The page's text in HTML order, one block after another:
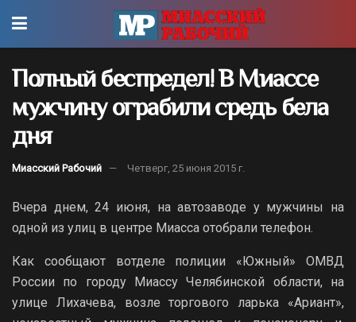
Полный беспредел! В Миассе
мужчину ограбили средь бела
дня
Миасский Рабочий Четверг, 25 июня 2015 г.
Вчера днем, 24 июня, на автозаводе у мужчины на
одной из улиц в центре Миасса отобрали телефон.
Как сообщают вотделе полиции «Южный» ОМВД
России по городу Миассу Челябинской области, на
улице Лихачева, возле торгового ларька «Ариант»,